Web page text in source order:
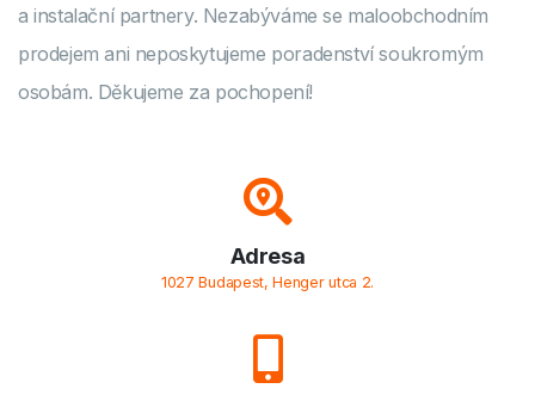
a instalační partnery. Nezabýváme se maloobchodním
prodejem ani neposkytujeme poradenství soukromým
osobám. Děkujeme za pochopení!
Adresa
1027 Budapest, Henger utca 2.